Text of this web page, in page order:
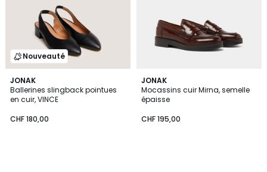
Nouveauté
JONAK
Ballerines slingback pointues
en cuir, VINCE
CHF 180,00
JONAK
Mocassins cuir Mirna, semelle
épaisse
CHF 195,00